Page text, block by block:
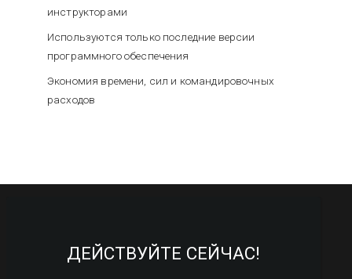
инструкторами
Используются только последние версии
программного обеспечения
Экономия времени, сил и командировочных
расходов
ДЕЙСТВУЙТЕ СЕЙЧАС!